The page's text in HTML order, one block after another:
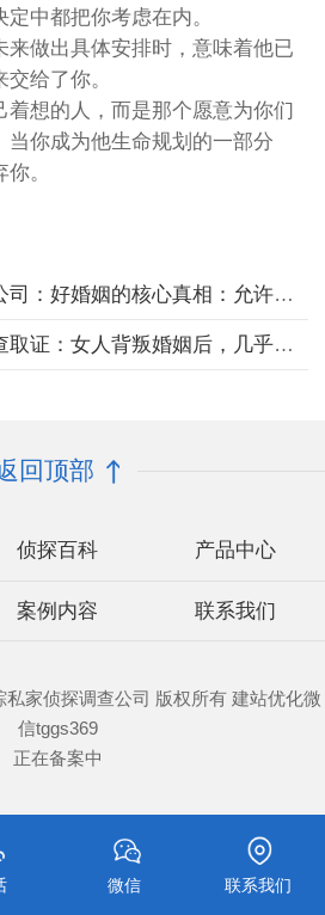
中都把你考虑在内。
来做出具体安排时，意味着他已
给了你。
想的人，而是那个愿意为你们
当你成为他生命规划的一部分
。
好婚姻的核心真相：允许对方做自己
人背叛婚姻后，几乎人人都逃不开这几种通病！
回顶部
侦探百科 产品中心
案例内容 联系我们
家侦探调查公司 版权所有 建站优化微
信tggs369
正在备案中
微信 联系我们